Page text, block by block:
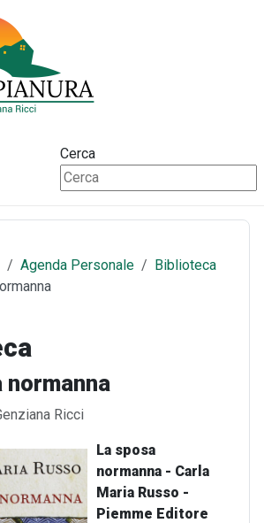
Cerca
Agenda Personale
Biblioteca
normanna
Ricci
La sposa
normanna - Carla
Maria Russo -
Piemme Editore